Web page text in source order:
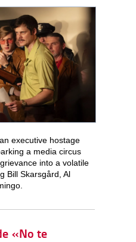
executive hostage
a media circus
into a volatile
Bill Skarsgård, Al
«No te